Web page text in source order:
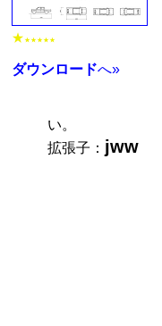
★ ★★★★★
ダウンロードへ»
い。
拡張子： jww